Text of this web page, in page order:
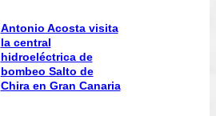
Antonio Acosta visita
la central
hidroeléctrica de
bombeo Salto de
Chira en Gran Canaria